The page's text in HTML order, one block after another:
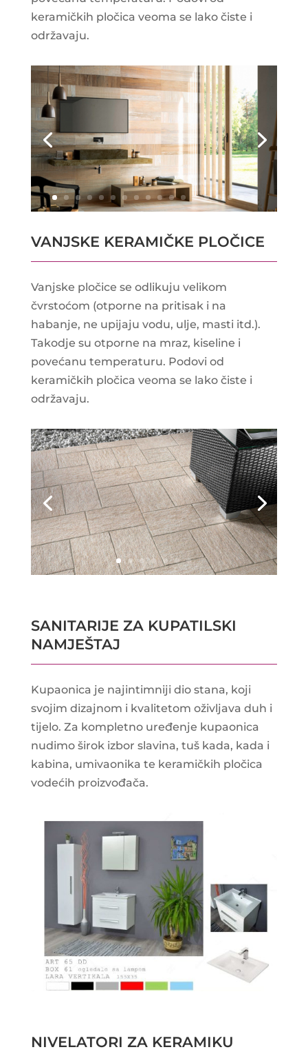
keramičkih pločica veoma se lako čiste i
održavaju.
VANJSKE KERAMIČKE PLOČICE
Vanjske pločice se odlikuju velikom
čvrstoćom (otporne na pritisak i na
habanje, ne upijaju vodu, ulje, masti itd.).
Takodje su otporne na mraz, kiseline i
povećanu temperaturu. Podovi od
keramičkih pločica veoma se lako čiste i
održavaju.
SANITARIJE ZA KUPATILSKI
NAMJEŠTAJ
Kupaonica je najintimniji dio stana, koji
svojim dizajnom i kvalitetom oživljava duh i
tijelo. Za kompletno uređenje kupaonica
nudimo širok izbor slavina, tuš kada, kada i
kabina, umivaonika te keramičkih pločica
vodećih proizvođača.
NIVELATORI ZA KERAMIKU